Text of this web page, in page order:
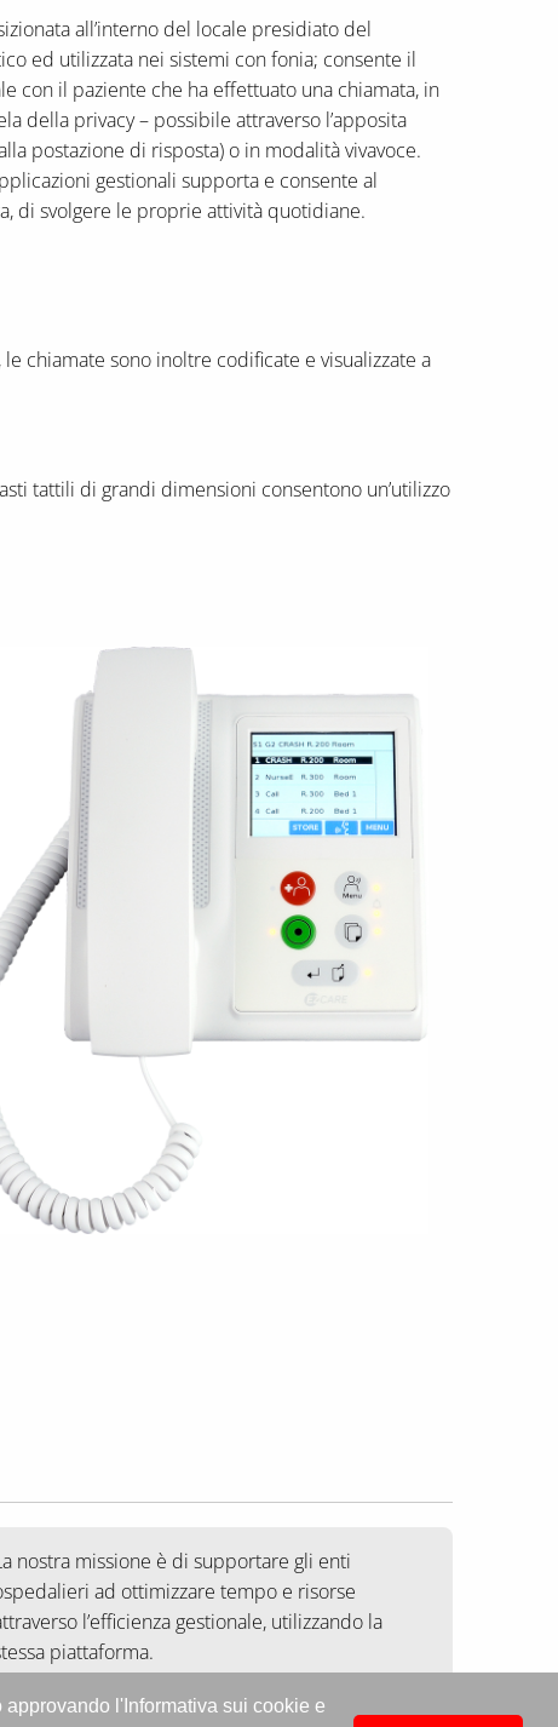
l'Informativa sui cookie e
all’interno del locale presidiato del
ed utilizzata nei sistemi con fonia; consente il
con il paziente che ha effettuato una chiamata, in
della privacy – possibile attraverso l’apposita
postazione di risposta) o in modalità vivavoce.
gestionali supporta e consente al
di svolgere le proprie attività quotidiane.
chiamate sono inoltre codificate e visualizzate a
tattili di grandi dimensioni consentono un’utilizzo
nostra missione è di supportare gli enti
ad ottimizzare tempo e risorse
l’efficienza gestionale, utilizzando la
piattaforma.
orgogliosi di poter affermare che questa